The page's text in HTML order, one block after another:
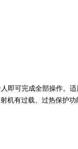
即可完成全部操作。适
机有过载、过热保护功